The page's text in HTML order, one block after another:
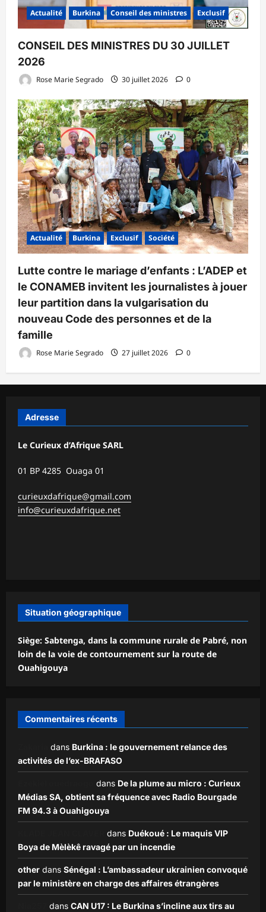
Actualité Burkina Conseil des ministres Exclusif
CONSEIL DES MINISTRES DU 30 JUILLET
2026
Rose Marie Segrado 30 juillet 2026 0
Actualité Burkina Exclusif Société
Lutte contre le mariage d’enfants : L’ADEP et
le CONAMEB invitent les journalistes à jouer
leur partition dans la vulgarisation du
nouveau Code des personnes et de la
famille
Rose Marie Segrado 27 juillet 2026 0
Adresse
Le Curieux d’Afrique SARL
01 BP 4285 Ouaga 01
curieuxdafrique@gmail.com
info@curieuxdafrique.net
Situation géographique
Siège: Sabtenga, dans la commune rurale de Pabré, non
loin de la voie de contournement sur la route de
Ouahigouya
Commentaires récents
dans Burkina : le gouvernement relance des
activités de l’ex-BRAFASO
dans De la plume au micro : Curieux
Médias SA, obtient sa fréquence avec Radio Bourgade
FM 94.3 à Ouahigouya
dans Duékoué : Le maquis VIP
Boya de Mèlèkê ravagé par un incendie
other dans Sénégal : L’ambassadeur ukrainien convoqué
par le ministère en charge des affaires étrangères
dans CAN U17 : Le Burkina s’incline aux tirs au